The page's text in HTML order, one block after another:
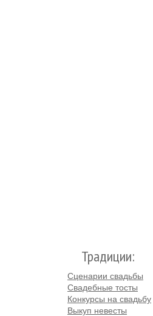
Традиции:
Сценарии свадьбы
Свадебные тосты
Конкурсы на свадьбу
Выкуп невесты